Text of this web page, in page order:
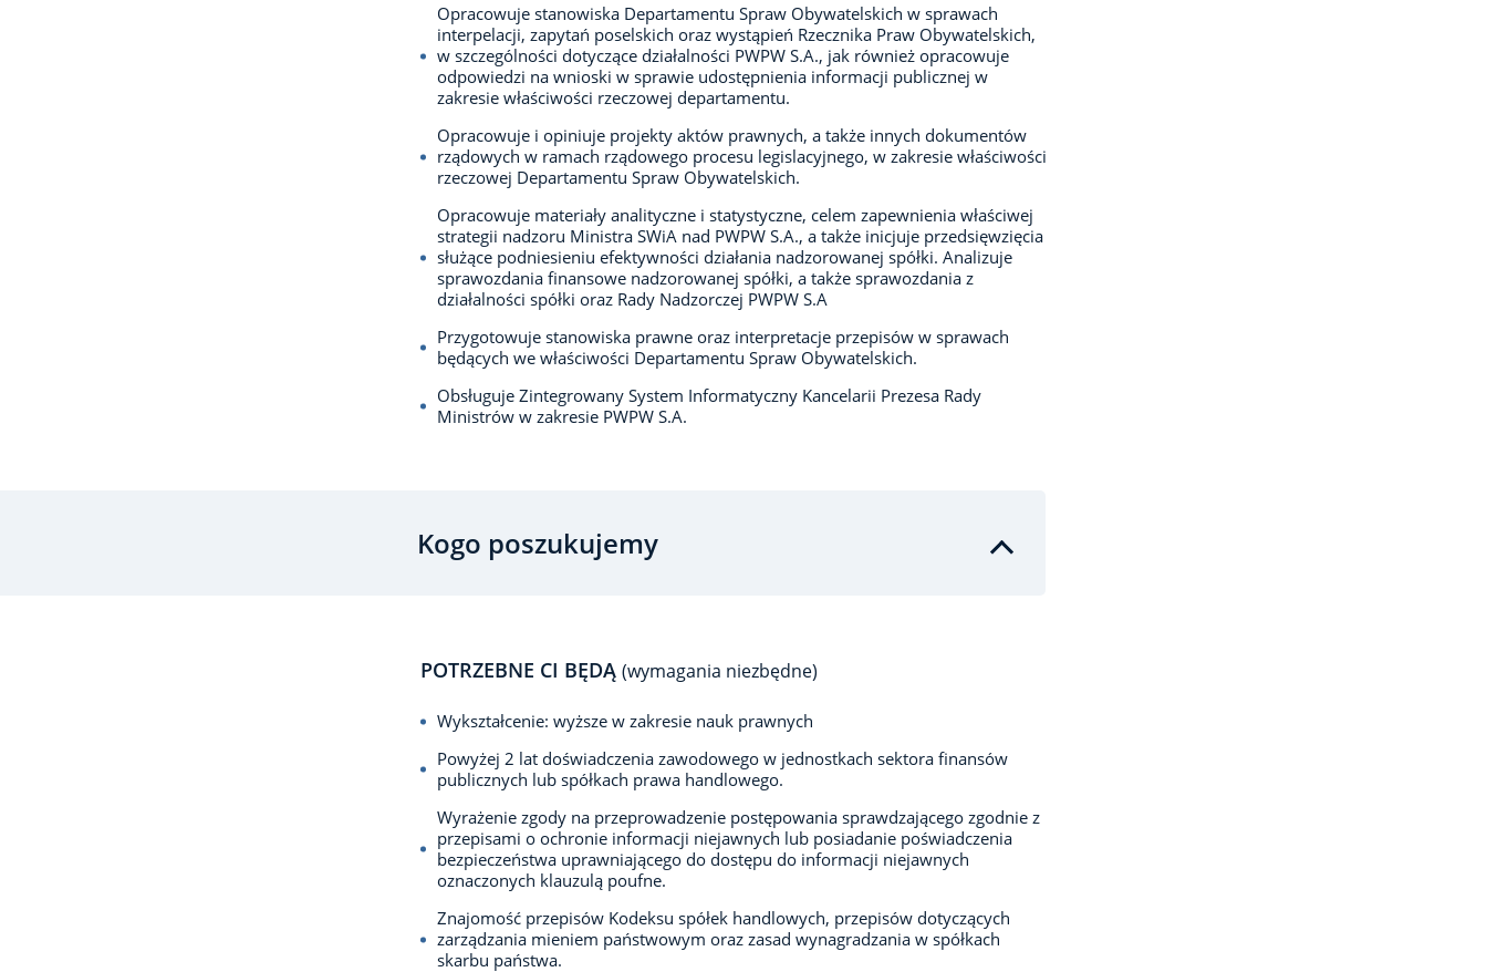
Opracowuje stanowiska Departamentu Spraw Obywatelskich w sprawach
interpelacji, zapytań poselskich oraz wystąpień Rzecznika Praw Obywatelskich,
w szczególności dotyczące działalności PWPW S.A., jak również opracowuje
odpowiedzi na wnioski w sprawie udostępnienia informacji publicznej w
zakresie właściwości rzeczowej departamentu.
Opracowuje i opiniuje projekty aktów prawnych, a także innych dokumentów
rządowych w ramach rządowego procesu legislacyjnego, w zakresie właściwości
rzeczowej Departamentu Spraw Obywatelskich.
Opracowuje materiały analityczne i statystyczne, celem zapewnienia właściwej
strategii nadzoru Ministra SWiA nad PWPW S.A., a także inicjuje przedsięwzięcia
służące podniesieniu efektywności działania nadzorowanej spółki. Analizuje
sprawozdania finansowe nadzorowanej spółki, a także sprawozdania z
działalności spółki oraz Rady Nadzorczej PWPW S.A
Przygotowuje stanowiska prawne oraz interpretacje przepisów w sprawach
będących we właściwości Departamentu Spraw Obywatelskich.
Obsługuje Zintegrowany System Informatyczny Kancelarii Prezesa Rady
Ministrów w zakresie PWPW S.A.
Kogo poszukujemy
POTRZEBNE CI BĘDĄ (wymagania niezbędne)
Wykształcenie: wyższe w zakresie nauk prawnych
Powyżej 2 lat doświadczenia zawodowego w jednostkach sektora finansów
publicznych lub spółkach prawa handlowego.
Wyrażenie zgody na przeprowadzenie postępowania sprawdzającego zgodnie z
przepisami o ochronie informacji niejawnych lub posiadanie poświadczenia
bezpieczeństwa uprawniającego do dostępu do informacji niejawnych
oznaczonych klauzulą poufne.
Znajomość przepisów Kodeksu spółek handlowych, przepisów dotyczących
zarządzania mieniem państwowym oraz zasad wynagradzania w spółkach
skarbu państwa.